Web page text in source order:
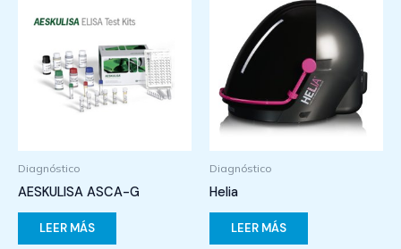
Diagnóstico
AESKULISA ASCA-G
LEER MÁS
Diagnóstico
Helia
LEER MÁS